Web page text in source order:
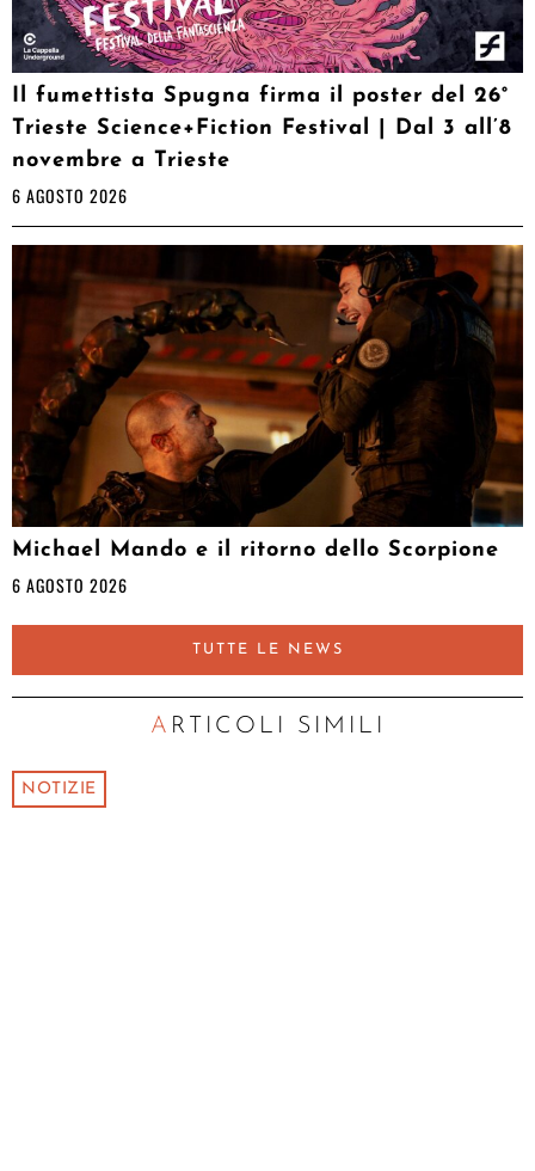
Il fumettista Spugna firma il poster del 26°
Trieste Science+Fiction Festival | Dal 3 all’8
novembre a Trieste
6 AGOSTO 2026
Michael Mando e il ritorno dello Scorpione
6 AGOSTO 2026
TUTTE LE NEWS
ARTICOLI SIMILI
NOTIZIE